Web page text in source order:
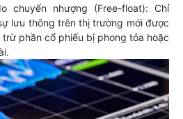
nhượng (Free-float): Chỉ
lưu thông trên thị trường mới được
phần cổ phiếu bị phong tỏa hoặc